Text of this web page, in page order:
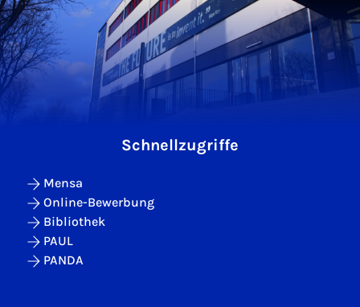
Schnellzugriffe
Mensa
Online-Bewerbung
Bibliothek
PAUL
PANDA